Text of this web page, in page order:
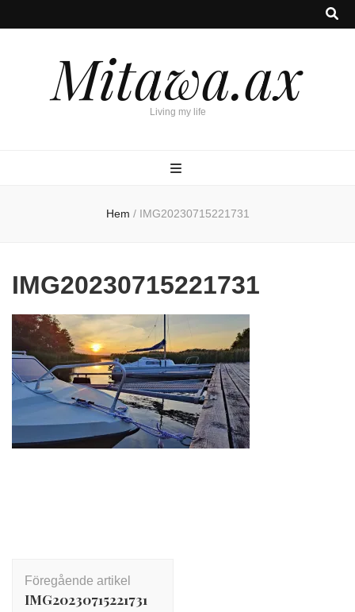
Mitawa.ax
Living my life
Hem / IMG20230715221731
IMG20230715221731
Föregående artikel
IMG20230715221731